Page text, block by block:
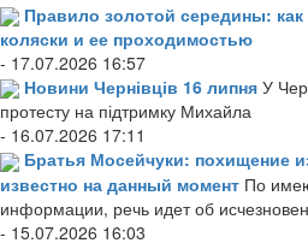
Правило золотой середины:
коляски и ее проходимостью
- 17.07.2026 16:57
Новини Чернівців 16 липня У
протесту на підтримку Михайла
- 16.07.2026 17:11
Братья Мосейчуки: похищение
известно на данный момент По
информации, речь идет об
- 15.07.2026 16:03